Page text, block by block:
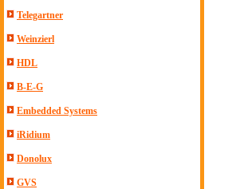
Telegartner
Weinzierl
HDL
B-E-G
Embedded Systems
iRidium
Donolux
GVS